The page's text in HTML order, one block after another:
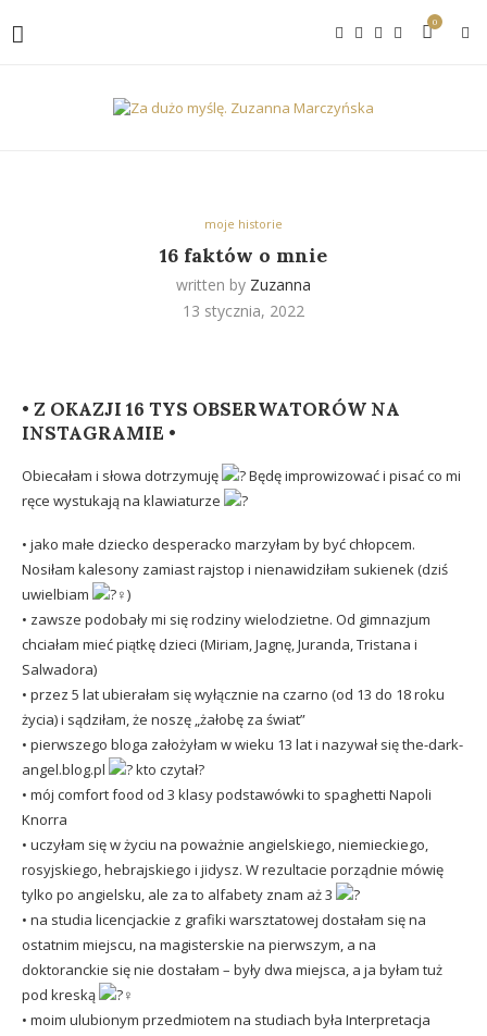
0
moje historie
16 faktów o mnie
written by Zuzanna
13 stycznia, 2022
• Z OKAZJI 16 TYS OBSERWATORÓW NA
INSTAGRAMIE •
Obiecałam i słowa dotrzymuję
Będę improwizować i pisać co mi
ręce wystukają na klawiaturze
• jako małe dziecko desperacko marzyłam by być chłopcem.
Nosiłam kalesony zamiast rajstop i nienawidziłam sukienek (dziś
uwielbiam
)
• zawsze podobały mi się rodziny wielodzietne. Od gimnazjum
chciałam mieć piątkę dzieci (Miriam, Jagnę, Juranda, Tristana i
Salwadora)
• przez 5 lat ubierałam się wyłącznie na czarno (od 13 do 18 roku
życia) i sądziłam, że noszę „żałobę za świat”
• pierwszego bloga założyłam w wieku 13 lat i nazywał się the-dark-
angel.blog.pl
kto czytał?
• mój comfort food od 3 klasy podstawówki to spaghetti Napoli
Knorra
• uczyłam się w życiu na poważnie angielskiego, niemieckiego,
rosyjskiego, hebrajskiego i jidysz. W rezultacie porządnie mówię
tylko po angielsku, ale za to alfabety znam aż 3
• na studia licencjackie z grafiki warsztatowej dostałam się na
ostatnim miejscu, na magisterskie na pierwszym, a na
doktoranckie się nie dostałam – były dwa miejsca, a ja byłam tuż
pod kreską
• moim ulubionym przedmiotem na studiach była Interpretacja